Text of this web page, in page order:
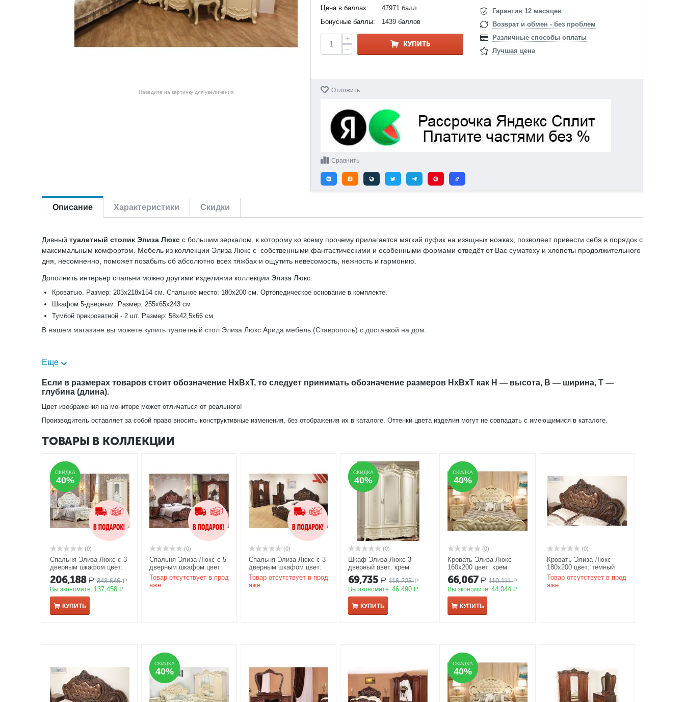
Наведите на картинку для увеличения
Цена в баллах:
47971 балл
Бонусные баллы:
1439 баллов
+
−
КУПИТЬ
Гарантия 12 месяцев
Возврат и обмен - без проблем
Различные способы оплаты
Лучшая цена
Отложить
Сравнить
Описание Характеристики Скидки
Дивный туалетный столик Элиза Люкс с большим зеркалом, к которому ко всему прочему прилагается мягкий пуфик на изящных ножках, позволяет привести себя в порядок с
максимальным комфортом. Мебель из коллекции Элиза Люкс с собственными фантастическими и особенными формами отведёт от Вас суматоху и хлопоты продолжительного
дня, несомненно, поможет позабыть об абсолютно всех тяжбах и ощутить невесомость, нежность и гармонию.
Дополнить интерьер спальни можно другими изделиями коллекции Элиза Люкс:
Кроватью. Размер: 203х218х154 см. Спальное место: 180х200 см. Ортопедическое основание в комплекте.
Шкафом 5-дверным. Размер: 255х65х243 см
Тумбой прикроватной - 2 шт. Размер: 58х42,5х66 см
В нашем магазине вы можете купить туалетный стол Элиза Люкс Арида мебель (Ставрополь) с доставкой на дом.
Еще
Если в размерах товаров стоит обозначение HxBxT, то следует принимать обозначение размеров HxBxT как H — высота, B — ширина, T —
глубина (длина).
Цвет изображения на мониторе может отличаться от реального!
Производитель оставляет за собой право вносить конструктивные изменения, без отображения их в каталоге. Оттенки цвета изделия могут не совпадать с имеющимися в каталоге.
ТОВАРЫ В КОЛЛЕКЦИИ
СКИДКА
40%
СКИДКА
40%
(0)
Спальня Элиза Люкс с 3-
дверным шкафом цвет:
крем АКЦИЯ
206,188 Р 343,646 Р
Вы экономите: 137,458 Р
КУПИТЬ
(0)
Спальня Элиза Люкс с 5-
дверным шкафом цвет:
темный орех АКЦИЯ
Товар отсутствует в прод
аже
(0)
Спальня Элиза Люкс с 3-
дверным шкафом цвет:
темный орех АКЦИЯ
Товар отсутствует в прод
аже
СКИДКА
40%
СКИДКА
40%
(0)
Шкаф Элиза Люкс 3-
дверный цвет: крем
АКЦИЯ
69,735 Р 116,225 Р
Вы экономите:46,490 Р
КУПИТЬ
СКИДКА
40%
СКИДКА
40%
(0)
Кровать Элиза Люкс
160х200 цвет: крем
АКЦИЯ
66,067 Р 110,111 Р
Вы экономите:44,044 Р
КУПИТЬ
(0)
Кровать Элиза Люкс
180х200 цвет: темный
орех АКЦИЯ
Товар отсутствует в прод
аже
СКИДКА
40%
СКИДКА
40%
СКИДКА
40%
СКИДКА
40%